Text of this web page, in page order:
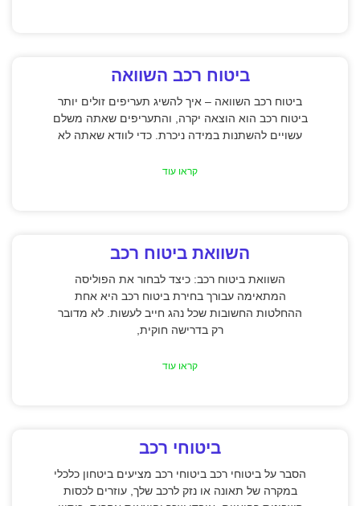
ביטוח רכב השוואה
ביטוח רכב השוואה – איך להשיג תעריפים זולים יותר
ביטוח רכב הוא הוצאה יקרה, והתעריפים שאתה משלם
עשויים להשתנות במידה ניכרת. כדי לוודא שאתה לא
קראו עוד
השוואת ביטוח רכב
השוואת ביטוח רכב: כיצד לבחור את הפוליסה
המתאימה עבורך בחירת ביטוח רכב היא אחת
ההחלטות החשובות שכל נהג חייב לעשות. לא מדובר
רק בדרישה חוקית,
קראו עוד
ביטוחי רכב
הסבר על ביטוחי רכב ביטוחי רכב מציעים ביטחון כלכלי
במקרה של תאונה או נזק לרכב שלך, עוזרים לכסות